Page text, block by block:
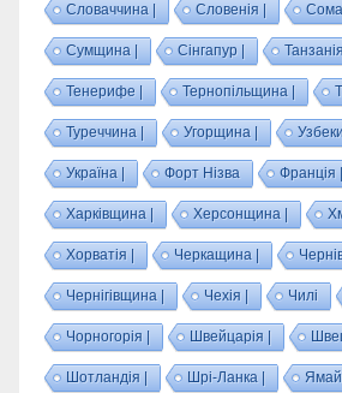
Словаччина | Словенія |
Сумщина | Сінгапур | Танзанія |
Тенерифе | Тернопільщина |
Туреччина | Угорщина |
Україна | Форт Нізва Франція |
Харківщина | Херсонщина |
Хорватія | Черкащина |
Чернігівщина | Чехія | Чилі
Чорногорія | Швейцарія |
Шотландія | Шрі-Ланка |